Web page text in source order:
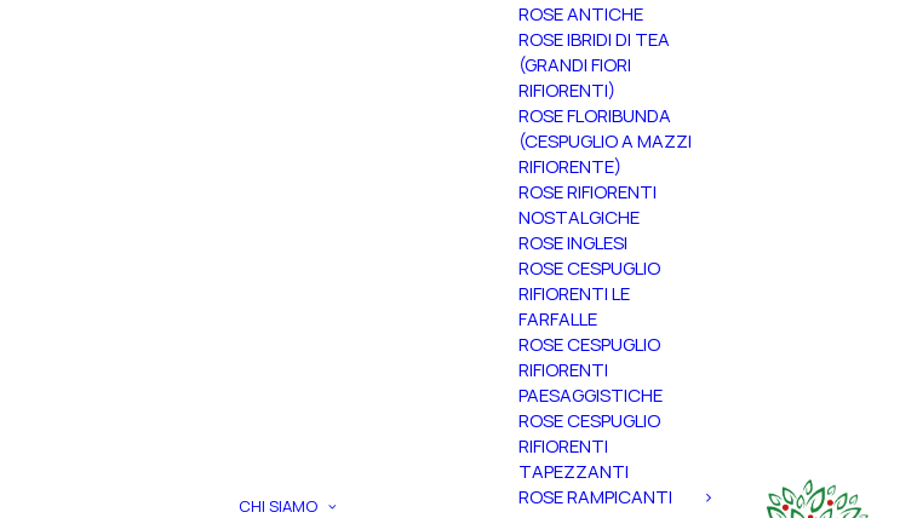
CHI SIAMO
ROSE ANTICHE
ROSE IBRIDI DI TEA
(GRANDI FIORI
RIFIORENTI)
ROSE FLORIBUNDA
(CESPUGLIO A MAZZI
RIFIORENTE)
ROSE RIFIORENTI
NOSTALGICHE
ROSE INGLESI
ROSE CESPUGLIO
RIFIORENTI LE
FARFALLE
ROSE CESPUGLIO
RIFIORENTI
PAESAGGISTICHE
ROSE CESPUGLIO
RIFIORENTI
TAPEZZANTI
ROSE RAMPICANTI